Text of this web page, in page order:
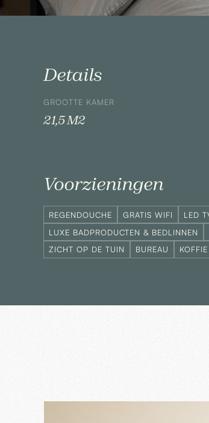
Details
GROOTTE KAMER
21,5 M2
Voorzieningen
REGENDOUCHE GRATIS WIFI
LED
LUXE BADPRODUCTEN & BEDLINNEN
ZICHT OP DE TUIN
BUREAU